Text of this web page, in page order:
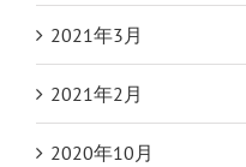
2021年3月
2021年2月
2020年10月